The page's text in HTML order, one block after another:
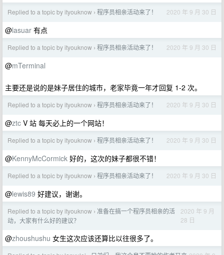
Replied to a topic by ityouknow › 程序员相亲活动来了！ 2020 年 9 月 30 日
@lasuar 有点
Replied to a topic by ityouknow › 程序员相亲活动来了！ 2020 年 9 月 30 日
@mTerminal
主要还是说的是妹子居住的城市，老家毕竟一年才回复 1-2 次。
Replied to a topic by ityouknow › 程序员相亲活动来了！ 2020 年 9 月 30 日
@ztc V 站 每天必上的一个网站！
Replied to a topic by ityouknow › 程序员相亲活动来了！ 2020 年 9 月 30 日
@KennyMcCormick 好的，这次的妹子都很不错！
Replied to a topic by ityouknow › 程序员相亲活动来了！ 2020 年 9 月 30 日
@lewis89 好建议，谢谢。
Replied to a topic by ityouknow › 准备在搞一个程序员相亲的活
动，大家有什么好的建议？
2020 年 9 月
28 日
@zhoushushu 女生这次应该还算比以往很多了。